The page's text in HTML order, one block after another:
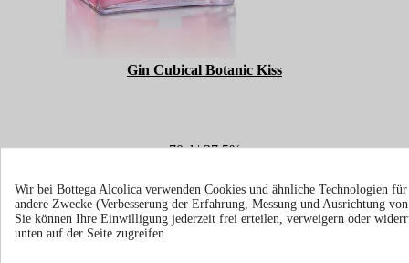
Gin Cubical Botanic Kiss
70cl | 37.5%
€ 42,70
inkl. MwSt.
   
Wir bei Bottega Alcolica verwenden Cookies und ähnliche Technologien
andere Zwecke (Verbesserung der Erfahrung, Messung und Ausrichtung
Sie können Ihre Einwilligung jederzeit frei erteilen, verweigern oder
unten auf der Seite zugreifen.